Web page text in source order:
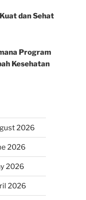
dan Sehat
Program
Kesehatan
2026
2026
2026
2026